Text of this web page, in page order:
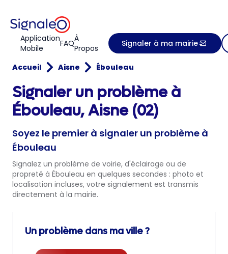
Application
Mobile
FAQÀ
Propos
Signaler à ma mairie
Accueil Aisne Ébouleau
Signaler un problème à
Ébouleau, Aisne (02)
Soyez le premier à signaler un problème à
Ébouleau
Signalez un problème de voirie, d'éclairage ou de
propreté à Ébouleau en quelques secondes : photo et
localisation incluses, votre signalement est transmis
directement à la mairie.
Un problème dans ma ville ?